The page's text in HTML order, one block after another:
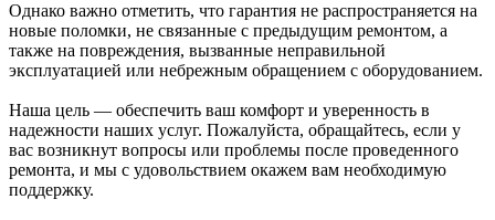
Однако важно отметить, что гарантия не распространяется на
новые поломки, не связанные с предыдущим ремонтом, а
также на повреждения, вызванные неправильной
эксплуатацией или небрежным обращением с оборудованием.
Наша цель — обеспечить ваш комфорт и уверенность в
надежности наших услуг. Пожалуйста, обращайтесь, если у
вас возникнут вопросы или проблемы после проведенного
ремонта, и мы с удовольствием окажем вам необходимую
поддержку.